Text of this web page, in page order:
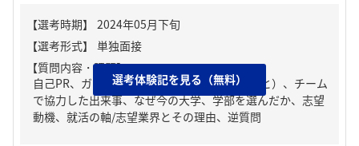
【質問内容・課題】
自己PR、ガクチカ（学生時代に力を入れたこと）、チーム
で協力した出来事、なぜ今の大学、学部を選んだか、志望
動機、就活の軸/志望業界とその理由、逆質問
選考体験記を見る（無料）